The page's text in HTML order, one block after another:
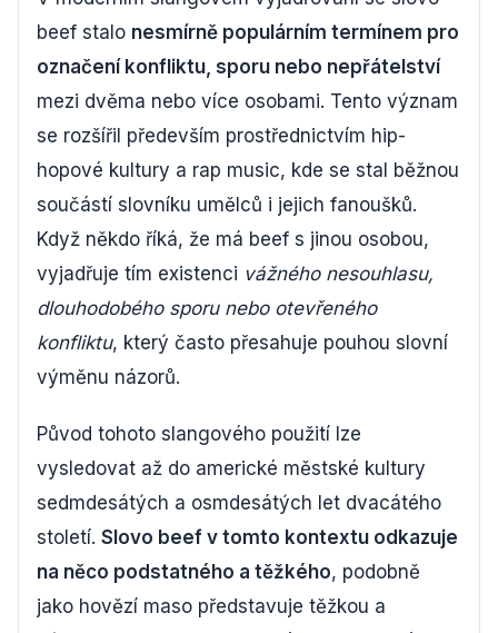
beef stalo nesmírně populárním termínem pro
označení konfliktu, sporu nebo nepřátelství
mezi dvěma nebo více osobami. Tento význam
se rozšířil především prostřednictvím hip-
hopové kultury a rap music, kde se stal běžnou
součástí slovníku umělců i jejich fanoušků.
Když někdo říká, že má beef s jinou osobou,
vyjadřuje tím existenci vážného nesouhlasu,
dlouhodobého sporu nebo otevřeného
konfliktu, který často přesahuje pouhou slovní
výměnu názorů.
Původ tohoto slangového použití lze
vysledovat až do americké městské kultury
sedmdesátých a osmdesátých let dvacátého
století. Slovo beef v tomto kontextu odkazuje
na něco podstatného a těžkého, podobně
jako hovězí maso představuje těžkou a